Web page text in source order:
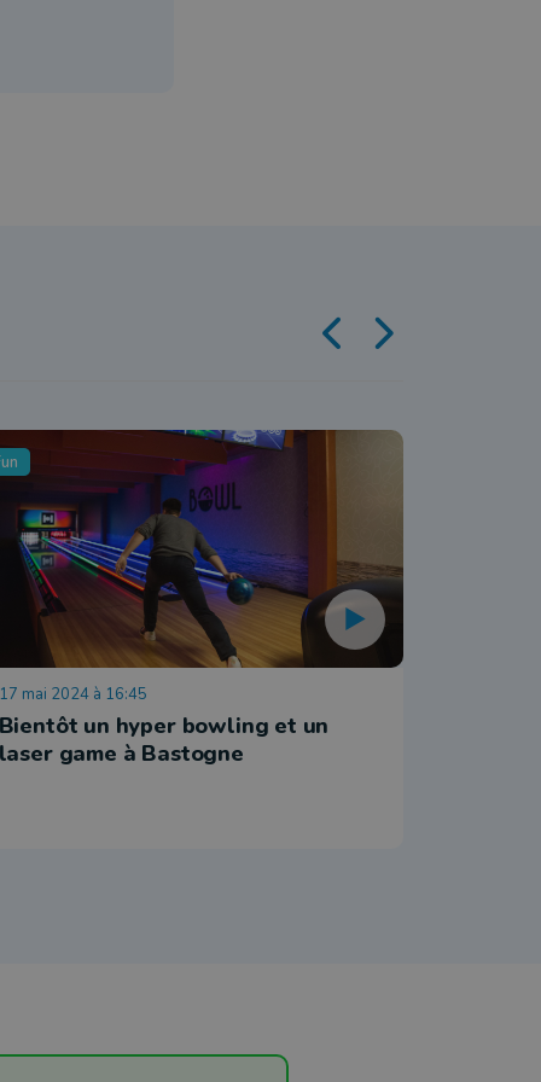
17 mai 2024 à 16:45
Bientôt un hyper bowling et un
laser game à Bastogne